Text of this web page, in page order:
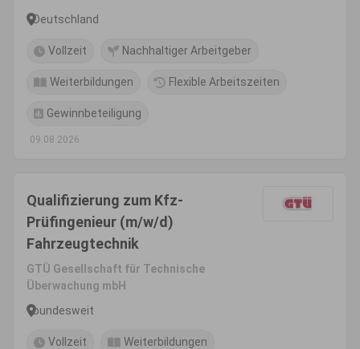
Deutschland
Vollzeit Nachhaltiger Arbeitgeber
Weiterbildungen Flexible Arbeitszeiten
Gewinnbeteiligung
09.08.2026
Qualifizierung zum Kfz-
Prüfingenieur (m/w/d)
Fahrzeugtechnik
GTÜ Gesellschaft für Technische
Überwachung mbH
bundesweit
Vollzeit Weiterbildungen